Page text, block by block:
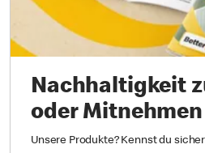
Nachhaltigkeit
oder Mitnehmen
Unsere Produkte? Kennst du